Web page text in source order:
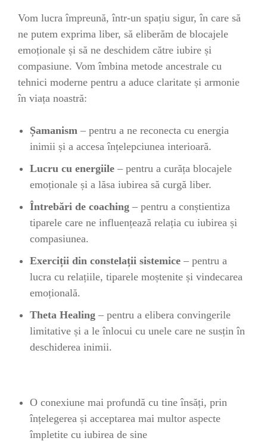
Vom lucra împreună, într-un spațiu sigur, în care să
ne putem exprima liber, să eliberăm de blocajele
emoționale și să ne deschidem către iubire și
compasiune. Vom îmbina metode ancestrale cu
tehnici moderne pentru a aduce claritate și armonie
în viața noastră:
Șamanism – pentru a ne reconecta cu energia
inimii și a accesa înțelepciunea interioară.
Lucru cu energiile – pentru a curăța blocajele
emoționale și a lăsa iubirea să curgă liber.
Întrebări de coaching – pentru a conștientiza
tiparele care ne influențează relația cu iubirea și
compasiunea.
Exerciții din constelații sistemice – pentru a
lucra cu relațiile, tiparele moștenite și vindecarea
emoțională.
Theta Healing – pentru a elibera convingerile
limitative și a le înlocui cu unele care ne susțin în
deschiderea inimii.
O conexiune mai profundă cu tine însăți, prin
înțelegerea și acceptarea mai multor aspecte
împletite cu iubirea de sine